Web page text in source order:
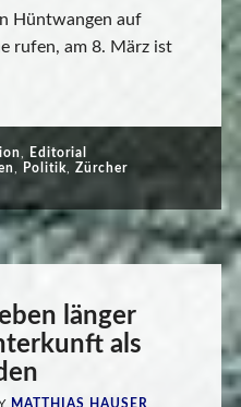
Hüntwangen auf
rufen, am 8. März ist
,
Editorial
, Politik, Zürcher
länger
als
MATTHIAS HAUSER